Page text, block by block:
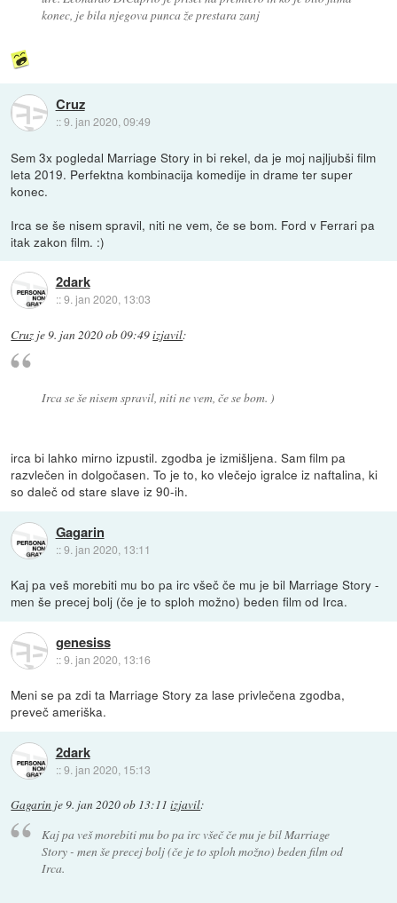
konec, je bila njegova punca že prestara zanj
Cruz
::9. jan 2020, 09:49
Sem 3x pogledal Marriage Story in bi rekel, da je moj najljubši film
leta 2019. Perfektna kombinacija komedije in drame ter super
konec.
Irca se še nisem spravil, niti ne vem, če se bom. Ford v Ferrari pa
itak zakon film. :)
2dark
::9. jan 2020, 13:03
Cruz je9. jan 2020 ob 09:49izjavil:
Irca se še nisem spravil, niti ne vem, če se bom. )
irca bi lahko mirno izpustil. zgodba je izmišljena. Sam film pa
razvlečen in dolgočasen. To je to, ko vlečejo igralce iz naftalina, ki
so daleč od stare slave iz 90-ih.
Gagarin
::9. jan 2020, 13:11
Kaj pa veš morebiti mu bo pa irc všeč če mu je bil Marriage Story -
men še precej bolj (če je to sploh možno) beden film od Irca.
genesiss
::9. jan 2020, 13:16
Meni se pa zdi ta Marriage Story za lase privlečena zgodba,
preveč ameriška.
2dark
::9. jan 2020, 15:13
Gagarin je9. jan 2020 ob 13:11 izjavil:
Kaj pa veš morebiti mu bo pa irc všeč če mu je bil Marriage
Story - men še precej bolj (če je to sploh možno) beden film od
Irca.